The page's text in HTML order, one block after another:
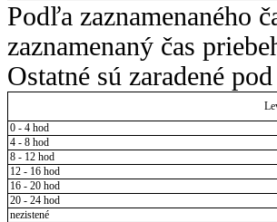
Podľa zaznamenaného
zaznamenaný čas
Ostatné sú zaradené
0 - 4 hod
4 - 8 hod
8 - 12 hod
12 - 16 hod
16 - 20 hod
20 - 24 hod
nezistené